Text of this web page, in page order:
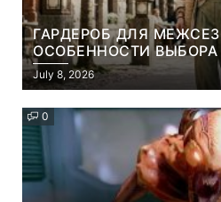
ГАРДЕРОБ ДЛЯ
ОСОБЕННОСТИ
ПАРКИ И
July 8, 2026
0